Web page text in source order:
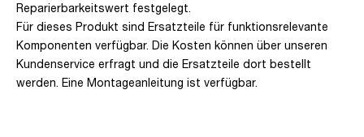
Reparierbarkeitswert festgelegt.
Für dieses Produkt sind Ersatzteile für funktionsrelevante
Komponenten verfügbar. Die Kosten können über unseren
Kundenservice erfragt und die Ersatzteile dort bestellt
werden. Eine Montageanleitung ist verfügbar.